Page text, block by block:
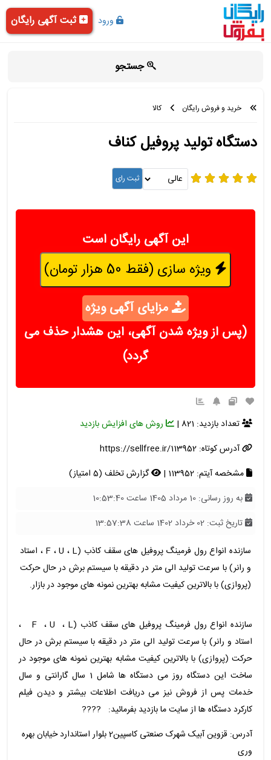
ورود ثبت آگهی رایگان
جستجو
خرید و فروش رایگان کالا
دستگاه تولید پروفیل کناف
این آگهی رایگان است
ویژه سازی (فقط 50 هزار تومان)
مزایای آگهی ویژه
(پس از ویژه شدن آگهی، این هشدار حذف می
گردد)
تعداد بازدید: 821 |
روش های افزایش بازدید
آدرس کوتاه:https://sellfree.ir/113952
مشخصه آیتم: 113952 |
گزارش تخلف (5 امتیاز)
به روز رسانی: 10 مرداد 1405 ساعت 10:53:40
تاریخ ثبت: 02 خرداد 1402 ساعت 13:57:38
سازنده انواع رول فرمینگ پروفیل های سقف کاذب (F ، U ، L ، استاد
و رانر) با سرعت تولید الی متر در دقیقه با سیستم برش در حال حرکت
(پروازی) با بالاترین کیفیت مشابه بهترین نمونه های موجود در بازار.
سازنده انواع رول فرمینگ پروفیل های سقف کاذب (F ، U ، L ،
استاد و رانر) با سرعت تولید الی متر در دقیقه با سیستم برش در حال
حرکت (پروازی) با بالاترین کیفیت مشابه بهترین نمونه های موجود در
ساخت این دستگاه روز می دستگاه ها شامل 1 سال گارانتی و سال
خدمات پس از فروش نیز می دریافت اطلاعات بیشتر و دیدن فیلم
کارکرد دستگاه ها از سایت ما بازدید بفرمائید: ????
آدرس: قزوین آبیک شهرک صنعتی کاسپین2 بلوار استاندارد خیابان بهره
وری